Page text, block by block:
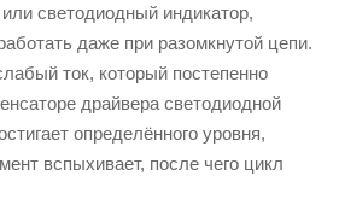
светодиодный индикатор,
даже при разомкнутой цепи.
ток, который постепенно
драйвера светодиодной
определённого уровня,
вспыхивает, после чего цикл